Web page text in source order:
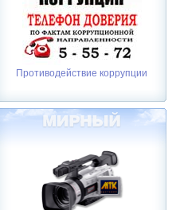
Противодействие коррупции